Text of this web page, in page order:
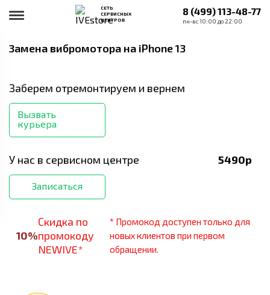
СЕТЬ
СЕРВИСНЫХ
ЦЕНТРОВ
8 (499) 113-48-77
пн-вс 10:00 до 22:00
Замена вибромотора на iPhone 13
Заберем отремонтируем и вернем
Вызвать
курьера
У нас в сервисном центре 5490р
Записаться
10%
Скидка по
промокоду
NEWIVE*
* Промокод доступен только для
новых клиентов при первом
обращении.